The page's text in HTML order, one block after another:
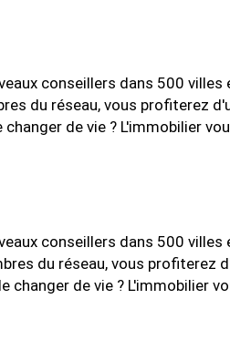
conseillers dans 500 villes
du réseau, vous profiterez
de vie ? L'immobilier
conseillers dans 500 villes
du réseau, vous profiterez
de vie ? L'immobilier